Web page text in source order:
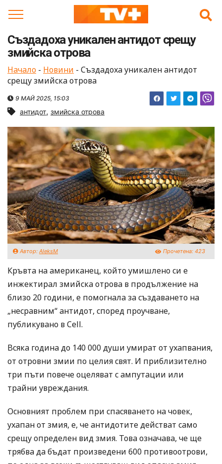
Създадоха уникален антидот срещу
змийска отрова
Начало - Новини - Създадоха уникален антидот
срещу змийска отрова
9 МАЙ 2025, 15:03
антидот, змийска отрова
Автор: AleksM Прочетена: 423
Кръвта на американец, който умишлено си е
инжектирал змийска отрова в продължение на
близо 20 години, е помогнала за създаването на
„несравним“ антидот, според проучване,
публикувано в Cell.
Всяка година до 140 000 души умират от ухапвания,
от отровни змии по целия свят. И приблизително
три пъти повече оцеляват с ампутации или
трайни увреждания.
Основният проблем при спасяването на човек,
ухапан от змия, е, че антидотите действат само
срещу определен вид змия. Това означава, че ще
трябва да бъдат произведени 600 противоотрови,